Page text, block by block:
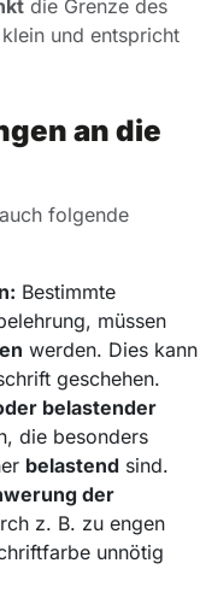
die Grenze des
und entspricht
an die
folgende
Bestimmte
müssen
werden. Dies kann
geschehen.
belastender
die besonders
belastend sind.
der
z. B. zu engen
unnötig